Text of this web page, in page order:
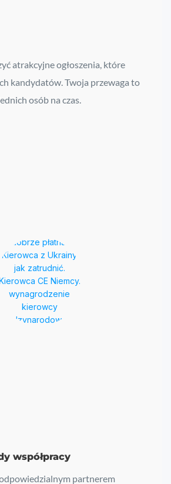
atrakcyjne ogłoszenia, które
kandydatów. Twoja przewaga to
osób na czas.
współpracy
partnerem